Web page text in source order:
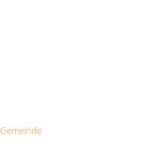
Gemeinde